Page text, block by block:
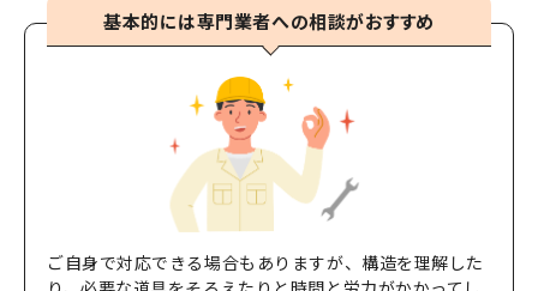
基本的には専門業者への相談がおすすめ
ご自身で対応できる場合もありますが、構造を理解した